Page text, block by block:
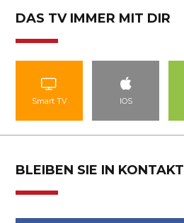
DAS TV IMMER MIT DIR
Smart TV IOS
BLEIBEN SIE IN KONTAKT